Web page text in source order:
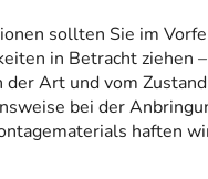
sollten Sie im
in Betracht ziehen
Art und vom
bei der
haften